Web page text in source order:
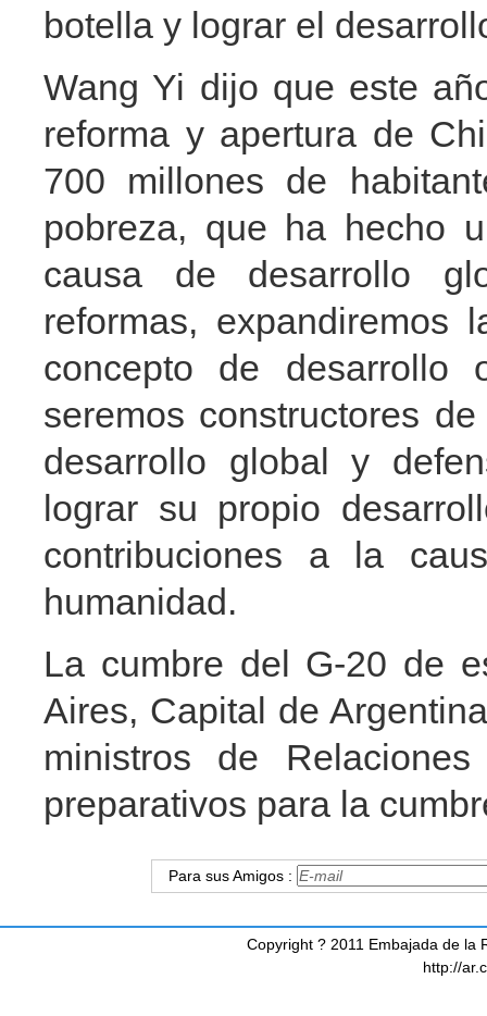
botella y lograr el
Wang Yi dijo que este
reforma y apertura de
700 millones de
pobreza, que ha hecho
causa de desarrollo
reformas, expandiremos
concepto de desarrollo
seremos constructores
desarrollo global y
lograr su propio
contribuciones a la
humanidad.
La cumbre del G-20 de
Aires, Capital de
ministros de
preparativos para la
Para sus Amigos :
Copyright ? 2011 Embajada de la
http://